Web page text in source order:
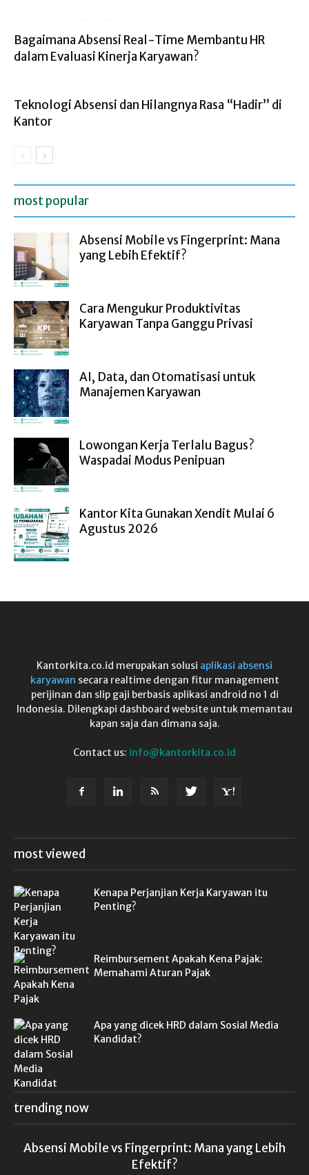
Bagaimana Absensi Real-Time Membantu HR
dalam Evaluasi Kinerja Karyawan?
Teknologi Absensi dan Hilangnya Rasa “Hadir” di
Kantor
most popular
Absensi Mobile vs Fingerprint: Mana
yang Lebih Efektif?
Cara Mengukur Produktivitas
Karyawan Tanpa Ganggu Privasi
AI, Data, dan Otomatisasi untuk
Manajemen Karyawan
Lowongan Kerja Terlalu Bagus?
Waspadai Modus Penipuan
Kantor Kita Gunakan Xendit Mulai 6
Agustus 2026
Kantorkita.co.id merupakan solusi aplikasi absensi
karyawan secara realtime dengan fitur management
perijinan dan slip gaji berbasis aplikasi android no 1 di
Indonesia. Dilengkapi dashboard website untuk memantau
kapan saja dan dimana saja.
Contact us: info@kantorkita.co.id
most viewed
Kenapa Perjanjian Kerja Karyawan itu
Penting?
Reimbursement Apakah Kena Pajak:
Memahami Aturan Pajak
Apa yang dicek HRD dalam Sosial Media
Kandidat?
trending now
Absensi Mobile vs Fingerprint: Mana yang Lebih
Efektif?